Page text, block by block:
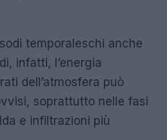
temporaleschi anche
infatti, l’energia
dell’atmosfera può
soprattutto nelle fasi
e infiltrazioni più